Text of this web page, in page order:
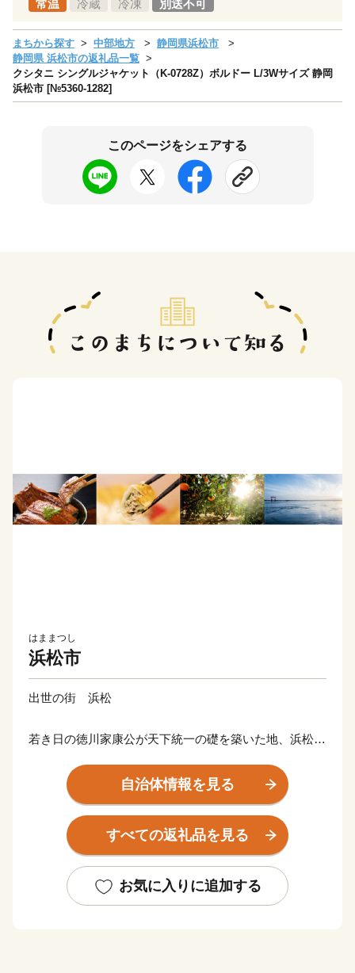
常温 冷蔵 冷凍 別送不可
まちから探す 中部地方
静岡県浜松市
静岡県 浜松市の返礼品一覧
クシタニ シングルジャケット（K-0728Z）ボルドー L/3Wサイズ 静岡
浜松市 [№5360-1282]
このページをシェアする
はままつし
浜松市
出世の街 浜松
若き日の徳川家康公が天下統一の礎を築いた地、浜松。
出世しました。
近代では、世界的な研究者や技術者、音楽家や芸術家を
輩出したほか、世界に名高い多くの企業が、浜松から生
まれています。
浜松市は東京と大阪のほぼ中央に位置する、人口約80万
人の政令指定都市。北は天竜の美林、南は遠州灘、西は
自治体情報を見る
すべての返礼品を見る
お気に入りに追加する